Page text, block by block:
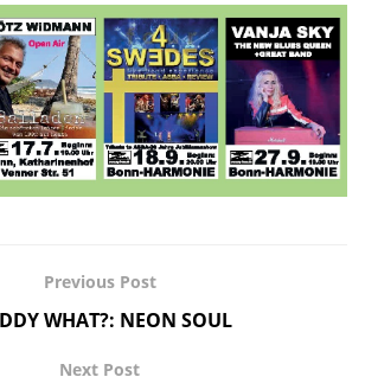
Previous Post
WHAT?: NEON SOUL
Next Post